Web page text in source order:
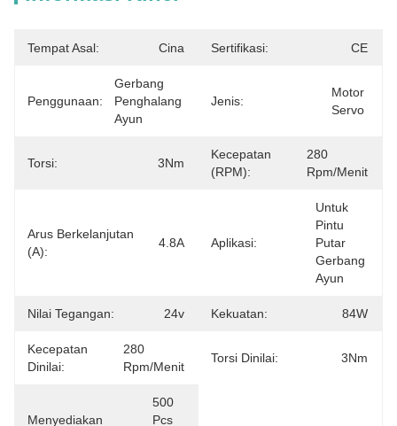
Tempat Asal: Cina Sertifikasi: CE
Penggunaan:
Gerbang
Penghalang
Ayun
Jenis:
Motor
Servo
Torsi: 3Nm
Kecepatan
(RPM):
280
Rpm/menit
Arus Berkelanjutan
(A):
4.8A Aplikasi:
Untuk
Pintu
Putar
Gerbang
Ayun
Nilai Tegangan: 24v Kekuatan: 84W
Kecepatan
Dinilai:
280
Rpm/menit
Torsi Dinilai: 3Nm
Menyediakan
500
Pcs